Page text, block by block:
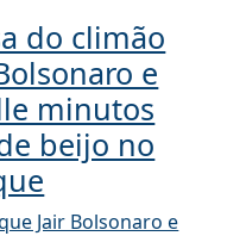
do climão
e
minutos
beijo no
Jair Bolsonaro e